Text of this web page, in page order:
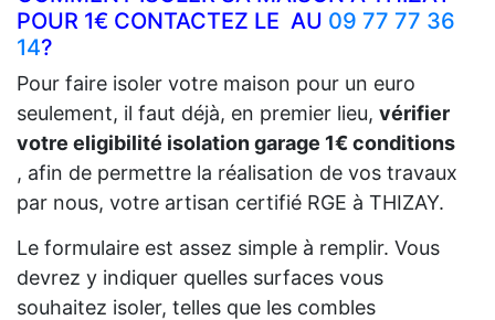
POUR 1€ CONTACTEZ LE AU 09 77 77 36
14?
Pour faire isoler votre maison pour un euro
seulement, il faut déjà, en premier lieu, vérifier
votre eligibilité isolation garage 1€ conditions
, afin de permettre la réalisation de vos travaux
par nous, votre artisan certifié RGE à THIZAY.
Le formulaire est assez simple à remplir. Vous
devrez y indiquer quelles surfaces vous
souhaitez isoler, telles que les combles